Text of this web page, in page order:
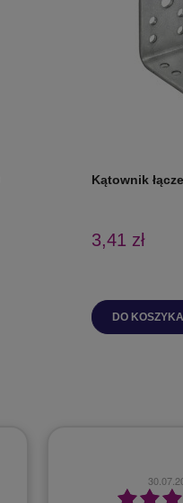
Kątownik
3,41 zł
DO KOSZYKA